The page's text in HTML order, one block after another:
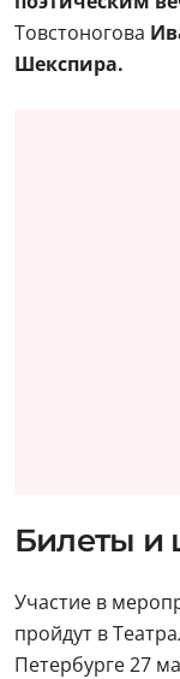
Товстоногова
Шекспира.
Билеты и
Участие в
пройдут в
Петербурге 27